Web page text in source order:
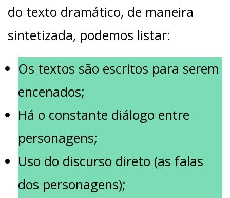
do texto dramático, de maneira
sintetizada, podemos listar:
Os textos são escritos para serem
encenados;
Há o constante diálogo entre
personagens;
Uso do discurso direto (as falas
dos personagens);